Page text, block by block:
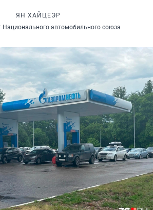
ЯН ХАЙЦЕЭР
Национального автомобильного союза